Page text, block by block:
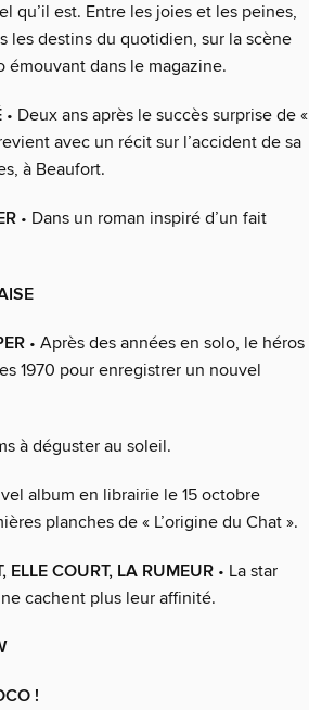
qu’il est. Entre les joies et les peines,
les destins du quotidien, sur la scène
dans le magazine.
• Deux ans après le succès surprise de «
avec un récit sur l’accident de sa
à Beaufort.
• Dans un roman inspiré d’un fait
• Après des années en solo, le héros
1970 pour enregistrer un nouvel
à déguster au soleil.
album en librairie le 15 octobre
planches de « L’origine du Chat ».
ELLE COURT, LA RUMEUR • La star
cachent plus leur affinité.
!